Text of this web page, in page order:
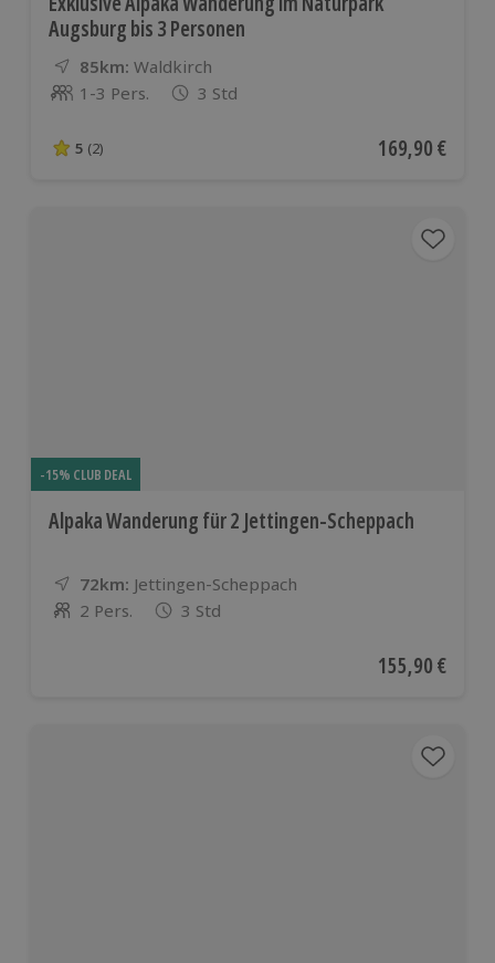
Augsburg bis 3 Personen
85km: Entfernung
Standort
Waldkirch
Anzahl der Teilnehmer
1-3 Pers. 3 Std
5 von 5 Sternen basierend auf 2 Bewertungen
5 (2) Aktueller Preis
169,90 €
-15% CLUB DEAL
Alpaka Wanderung für 2 Jettingen-Scheppach
72km: Entfernung
Standort
Jettingen-Scheppach
Anzahl der Teilnehmer
2 Pers. 3 Std
Aktueller Preis
155,90 €